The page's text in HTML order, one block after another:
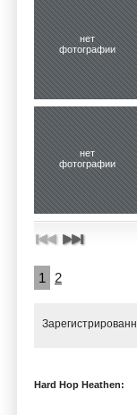
нет
фотографии
нет
фотографии
1 2
Hard Hop Heathen: